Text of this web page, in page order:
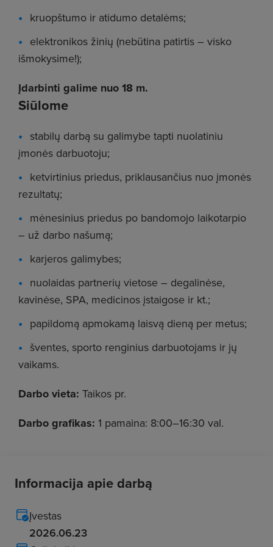
Siūlome
stabilų darbą su galimybe tapti nuolatiniu
įmonės darbuotoju;
ketvirtinius priedus, priklausančius nuo įmonės
rezultatų;
mėnesinius priedus po bandomojo laikotarpio
– už darbo našumą;
karjeros galimybes;
nuolaidas partnerių vietose – degalinėse,
kavinėse, SPA, medicinos įstaigose ir kt.;
papildomą apmokamą laisvą dieną per metus;
šventes, sporto renginius darbuotojams ir jų
vaikams.
Darbo vieta: Taikos pr.
Darbo grafikas: 1 pamaina: 8:00–16:30 val.
kruopštumo ir atidumo detalėms;
elektronikos žinių (nebūtina patirtis – visko
išmokysime!);
Įdarbinti galime nuo 18 m.
Informacija apie darbą
Įvestas
2026.06.23